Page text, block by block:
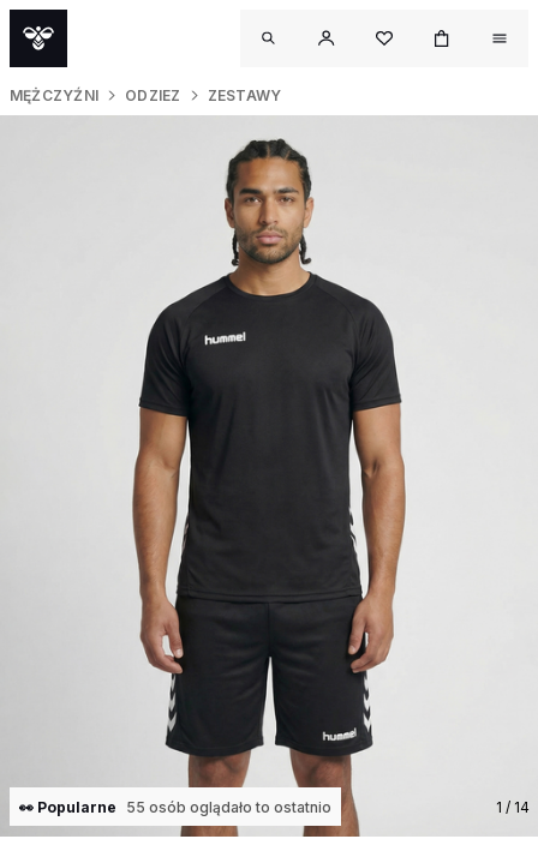
MĘŻCZYŹNI ODZIEZ ZESTAWY
👀 Popularne 55 osób oglądało to ostatnio 1 / 14